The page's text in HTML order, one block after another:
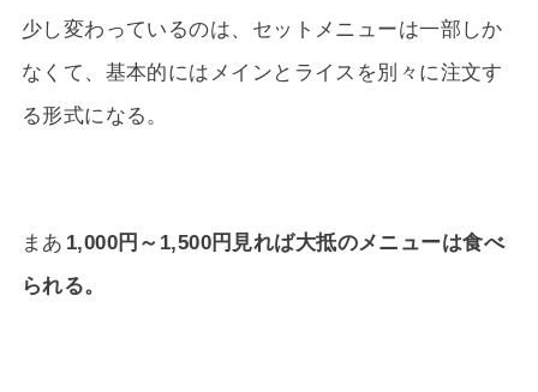
少し変わっているのは、セットメニューは一部しか
なくて、基本的にはメインとライスを別々に注文す
る形式になる。
まあ 1,000円～1,500円見れば大抵のメニューは食べ
られる。